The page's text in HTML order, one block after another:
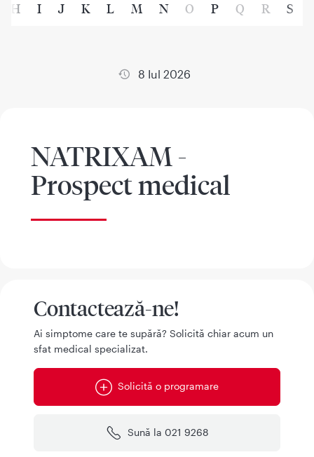
H I J K L M N O P Q R S
8 Iul 2026
NATRIXAM -
Prospect medical
Contactează-ne!
Ai simptome care te supără? Solicită chiar acum un
sfat medical specializat.
Solicită o programare
Sună la 021 9268